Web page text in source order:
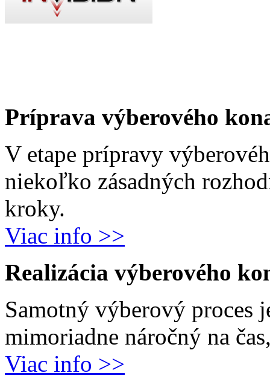
Príprava výberového
V etape prípravy
niekoľko zásadných
kroky.
Viac info >>
Realizácia výberového
Samotný výberový proces
mimoriadne náročný na
Viac info >>